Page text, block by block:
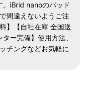
。iBrid nanoのパッド
間違えないようご注
】【自社在庫 全国送
ー完備】使用方法、
チングなどお気軽に